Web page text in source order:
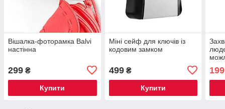
Вішалка-фоторамка Balvi
настінна
299 ₴
Купити
Міні сейф для ключів із
кодовим замком
499₴
Купити
199